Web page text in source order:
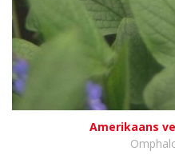
Amerikaans